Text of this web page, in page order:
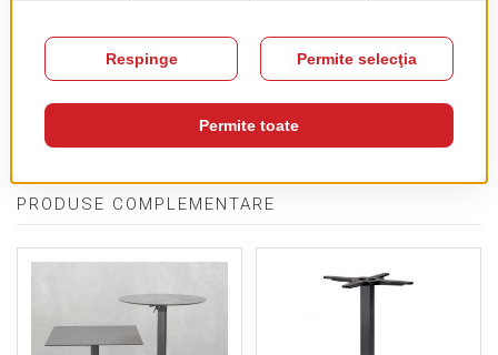
49.00 EUR+ TVA
PRODUSE COMPLEMENTARE